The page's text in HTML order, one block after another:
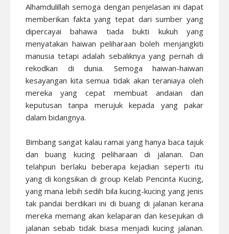
Alhamdulillah semoga dengan penjelasan ini dapat
memberikan fakta yang tepat dari sumber yang
dipercayai bahawa tiada bukti kukuh yang
menyatakan haiwan peliharaan boleh menjangkiti
manusia tetapi adalah sebaliknya yang pernah di
rekodkan di dunia. Semoga haiwan-haiwan
kesayangan kita semua tidak akan teraniaya oleh
mereka yang cepat membuat andaian dan
keputusan tanpa merujuk kepada yang pakar
dalam bidangnya.
Bimbang sangat kalau ramai yang hanya baca tajuk
dan buang kucing peliharaan di jalanan. Dan
telahpun berlaku beberapa kejadian seperti itu
yang di kongsikan di group Kelab Pencinta Kucing,
yang mana lebih sedih bila kucing-kucing yang jenis
tak pandai berdikari ini di buang di jalanan kerana
mereka memang akan kelaparan dan kesejukan di
jalanan sebab tidak biasa menjadi kucing jalanan.